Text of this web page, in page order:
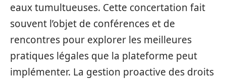
eaux tumultueuses. Cette concertation fait
souvent l’objet de conférences et de
rencontres pour explorer les meilleures
pratiques légales que la plateforme peut
implémenter. La gestion proactive des droits